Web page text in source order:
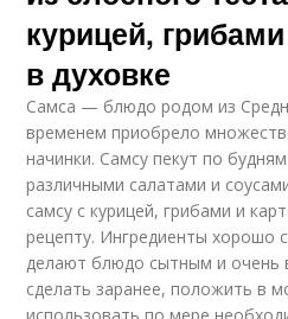
курицей,
в духовке
Самса — блюдо родом из
временем приобрело
начинки. Самсу пекут по
различными салатами и
самсу с курицей, грибами и
рецепту. Ингредиенты хорошо
делают блюдо сытным и очень
сделать заранее, положить в